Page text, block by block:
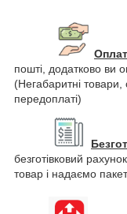
пошті, додатково ви
(Негабаритні товари,
передоплаті)
безготівковий
товар і надаємо